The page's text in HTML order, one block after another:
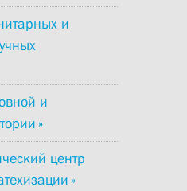
и
и
центр